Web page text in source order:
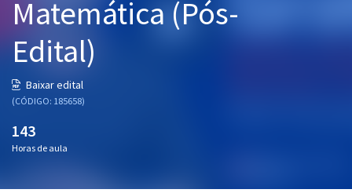
OAB
Conteúdo gratuito
Matemática (Pós-
Edital)
Baixar edital
(CÓDIGO: 185658)
143
Horas de aula